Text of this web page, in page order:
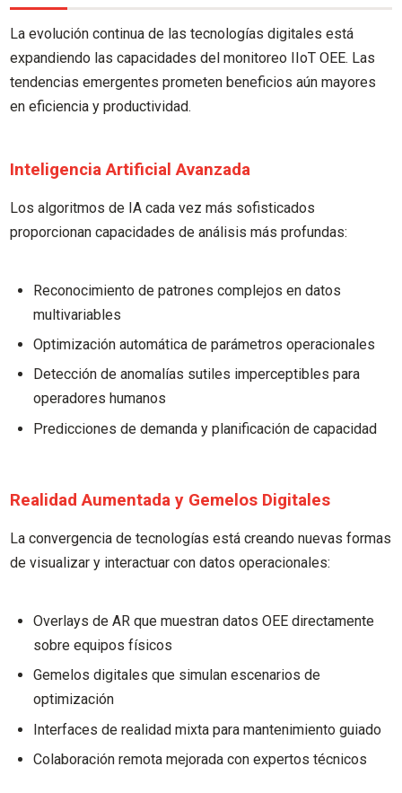
La evolución continua de las tecnologías digitales está
expandiendo las capacidades del monitoreo IIoT OEE. Las
tendencias emergentes prometen beneficios aún mayores
en eficiencia y productividad.
Inteligencia Artificial Avanzada
Los algoritmos de IA cada vez más sofisticados
proporcionan capacidades de análisis más profundas:
Reconocimiento de patrones complejos en datos
multivariables
Optimización automática de parámetros operacionales
Detección de anomalías sutiles imperceptibles para
operadores humanos
Predicciones de demanda y planificación de capacidad
Realidad Aumentada y Gemelos Digitales
La convergencia de tecnologías está creando nuevas formas
de visualizar y interactuar con datos operacionales:
Overlays de AR que muestran datos OEE directamente
sobre equipos físicos
Gemelos digitales que simulan escenarios de
optimización
Interfaces de realidad mixta para mantenimiento guiado
Colaboración remota mejorada con expertos técnicos